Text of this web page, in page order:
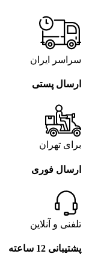
سراسر ایران
ارسال پستی
برای تهران
ارسال فوری
تلفنی و آنلاین
پشتیبانی 12 ساعته